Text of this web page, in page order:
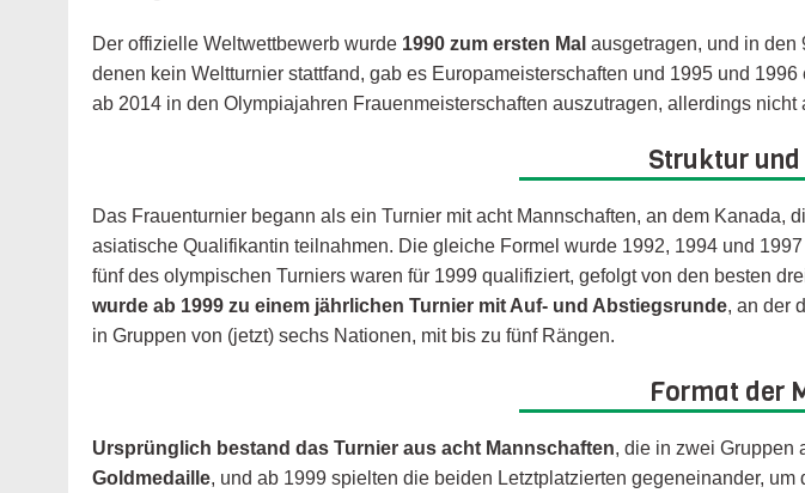
Der offizielle Weltwettbewerb wurde 1990 zum ersten Mal ausgetragen, und in den
denen kein Weltturnier stattfand, gab es Europameisterschaften und 1995 und
ab 2014 in den Olympiajahren Frauenmeisterschaften auszutragen, allerdings nicht
Struktur
Das Frauenturnier begann als ein Turnier mit acht Mannschaften, an dem
asiatische Qualifikantin teilnahmen. Die gleiche Formel wurde 1992, 1994 und
fünf des olympischen Turniers waren für 1999 qualifiziert, gefolgt von den besten
wurde ab 1999 zu einem jährlichen Turnier mit Auf- und Abstiegsrunde, an der
in Gruppen von (jetzt) sechs Nationen, mit bis zu fünf Rängen.
Format der
Ursprünglich bestand das Turnier aus acht Mannschaften, die in zwei Gruppen
Goldmedaille, und ab 1999 spielten die beiden Letztplatzierten gegeneinander,